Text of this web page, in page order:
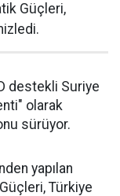
Güçleri,
destekli Suriye
olarak
sürüyor.
yapılan
Türkiye